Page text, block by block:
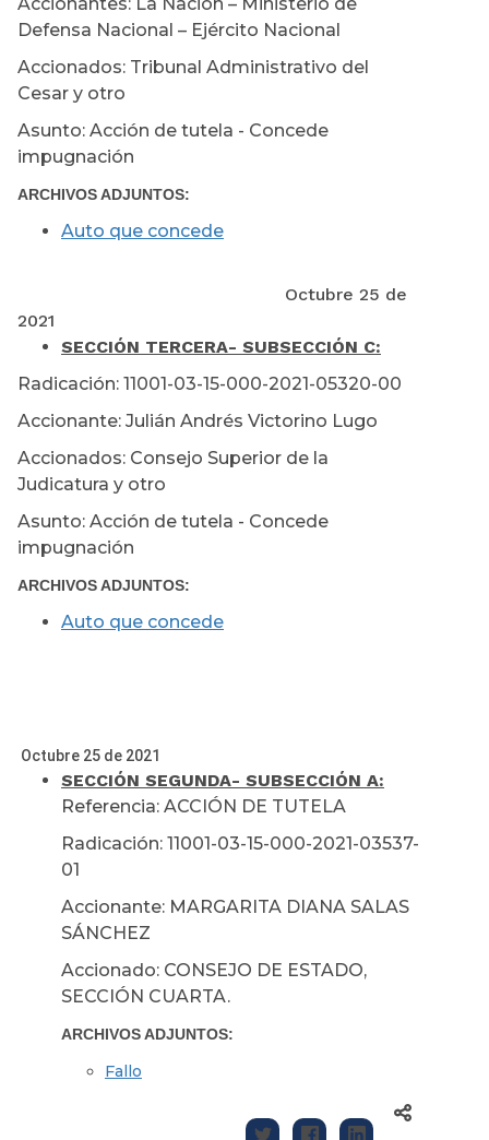
Defensa Nacional – Ejército Nacional
Accionados: Tribunal Administrativo del
Cesar y otro
Asunto: Acción de tutela - Concede
impugnación
ARCHIVOS ADJUNTOS:
Auto que concede
Octubre 25 de
2021
SECCIÓN TERCERA- SUBSECCIÓN C:
Radicación: 11001-03-15-000-2021-05320-00
Accionante: Julián Andrés Victorino Lugo
Accionados: Consejo Superior de la
Judicatura y otro
Asunto: Acción de tutela - Concede
impugnación
ARCHIVOS ADJUNTOS:
Auto que concede
Octubre 25 de 2021
SECCIÓN SEGUNDA- SUBSECCIÓN A:
Referencia: ACCIÓN DE TUTELA
Radicación: 11001-03-15-000-2021-03537-
01
Accionante: MARGARITA DIANA SALAS
SÁNCHEZ
Accionado: CONSEJO DE ESTADO,
SECCIÓN CUARTA.
ARCHIVOS ADJUNTOS:
Fallo